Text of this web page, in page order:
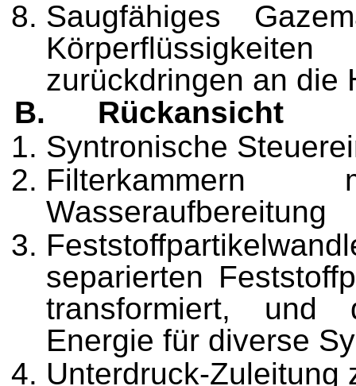
Saugfähiges
zurückdringen an die
B.
Rückansicht
Syntronische
Wasseraufbereitung
separierten
transformiert, und
Energie für diverse
Unterdruck-Zuleitung